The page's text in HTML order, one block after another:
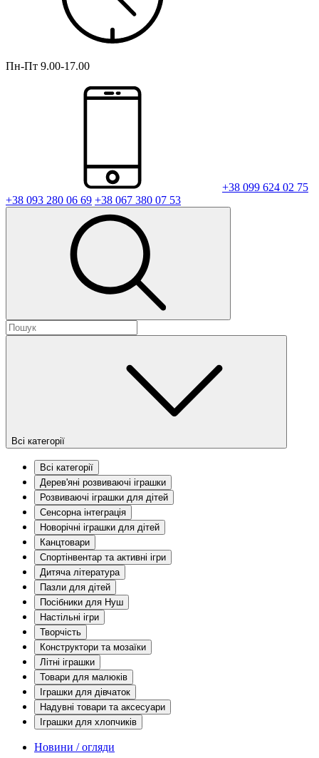
Пн-Пт 9.00-17.00
+38 099 624 02 75
+38 093 280 06 69 +38 067 380 07 53
Всі категорії
Всі категорії
Дерев'яні розвиваючі іграшки
Розвиваючі іграшки для дітей
Сенсорна інтеграція
Новорічні іграшки для дітей
Канцтовари
Спортінвентар та активні ігри
Дитяча література
Пазли для дітей
Посібники для Нуш
Настільні ігри
Творчість
Конструктори та мозаїки
Літні іграшки
Товари для малюків
Іграшки для дівчаток
Надувні товари та аксесуари
Іграшки для хлопчиків
Новини / огляди